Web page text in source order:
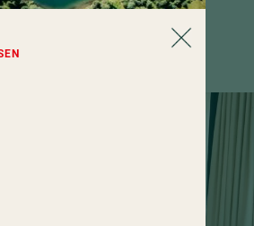
& Suiten